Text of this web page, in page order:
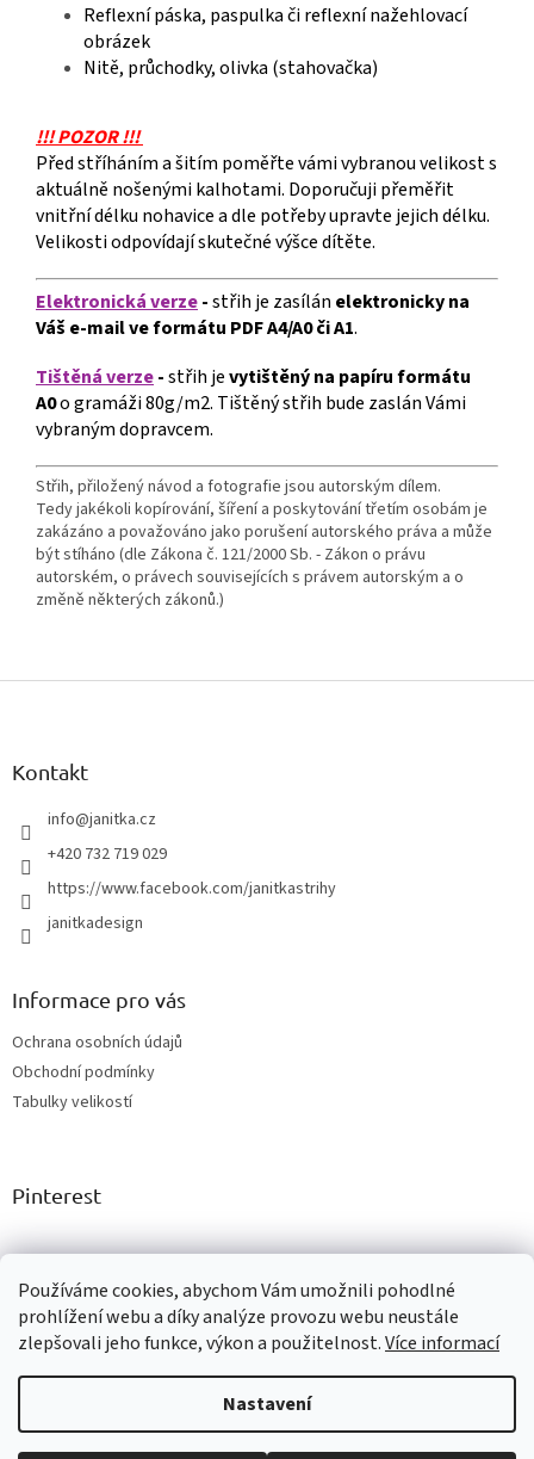
Používáme cookies, abychom Vám umožnili pohodlné
prohlížení webu a díky analýze provozu webu neustále
zlepšovali jeho funkce, výkon a použitelnost.Více informací
Nastavení
Reflexní páska, paspulka či reflexní nažehlovací
obrázek
Nitě, průchodky, olivka (stahovačka)
!!! POZOR !!!
Před stříháním a šitím poměřte vámi vybranou velikost s
aktuálně nošenými kalhotami. Doporučuji přeměřit
vnitřní délku nohavice a dle potřeby upravte jejich délku.
Velikosti odpovídají skutečné výšce dítěte.
Elektronická verze-střih je zasílán elektronickyna
Váš e-mail ve formátu PDF A4/A0 či A1.
Tištěná verze-střih jevytištěný na papíru formátu
A0o gramáži 80g/m2. Tištěný střih bude zaslán Vámi
vybraným dopravcem.
Střih, přiložený návod a fotografie jsou autorským dílem.
Tedy jakékoli kopírování, šíření a poskytování třetím osobám je
zakázáno a považováno jako porušení autorského práva a může
být stíháno (dle Zákona č. 121/2000 Sb. - Zákon o právu
autorském, o právech souvisejících s právem autorským a o
změně některých zákonů.)
Z
Kontakt
info@janitka.cz
+420 732 719 029
https://www.facebook.com/janitkastrihy
janitkadesign
Informace pro vás
Ochrana osobních údajů
Obchodní podmínky
Tabulky velikostí
Pinterest
Facebook